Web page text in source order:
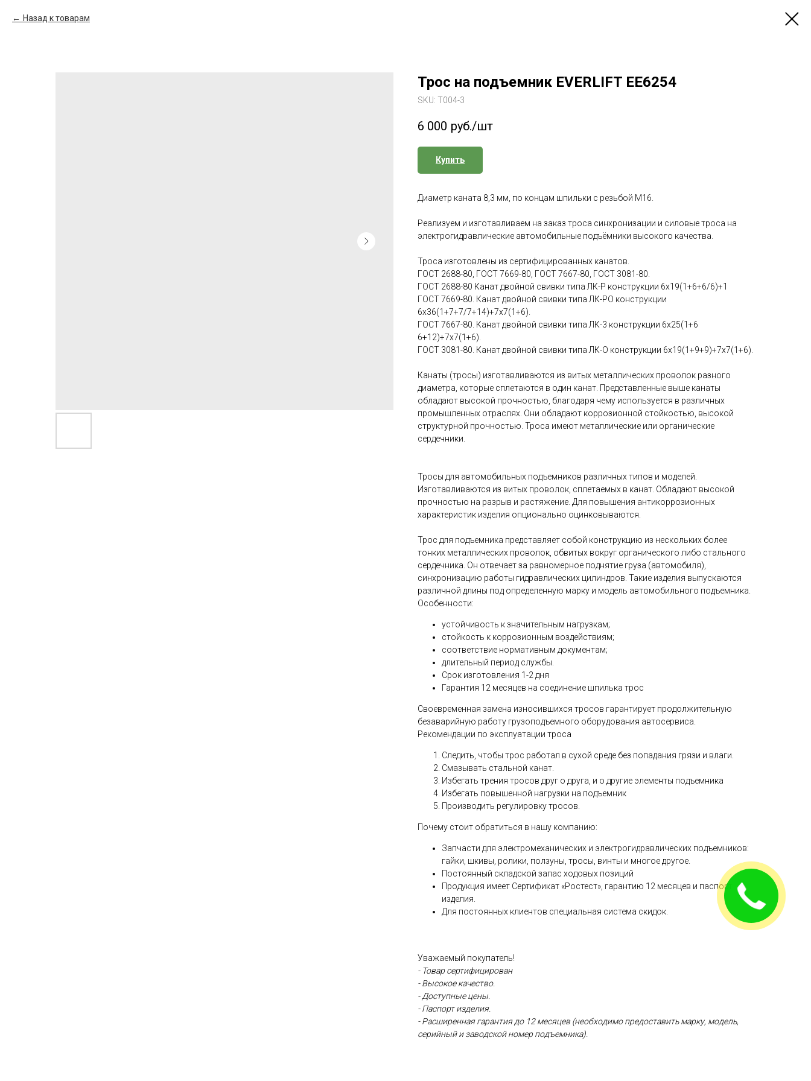
Назад к товарам
Трос на подъемник EVERLIFT EE6254
SKU: Т004-3
6 000 руб./шт
Купить
Диаметр каната 8,3 мм, по концам шпильки с резьбой М16.
Реализуем и изготавливаем на заказ троса синхронизации и силовые троса на
электрогидравлические автомобильные подъёмники высокого качества.
Троса изготовлены из сертифицированных канатов.
ГОСТ 2688-80, ГОСТ 7669-80, ГОСТ 7667-80, ГОСТ 3081-80.
ГОСТ 2688-80 Канат двойной свивки типа ЛК-Р конструкции 6х19(1+6+6/6)+1
ГОСТ 7669-80. Канат двойной свивки типа ЛК-РО конструкции
6х36(1+7+7/7+14)+7х7(1+6).
ГОСТ 7667-80. Канат двойной свивки типа ЛК-3 конструкции 6х25(1+6
6+12)+7х7(1+6).
ГОСТ 3081-80. Канат двойной свивки типа ЛК-О конструкции 6х19(1+9+9)+7х7(1+6).
Канаты (тросы) изготавливаются из витых металлических проволок разного
диаметра, которые сплетаются в один канат. Представленные выше канаты
обладают высокой прочностью, благодаря чему используется в различных
промышленных отраслях. Они обладают коррозионной стойкостью, высокой
структурной прочностью. Троса имеют металлические или органические
сердечники.
Тросы для автомобильных подъемников различных типов и моделей.
Изготавливаются из витых проволок, сплетаемых в канат. Обладают высокой
прочностью на разрыв и растяжение. Для повышения антикоррозионных
характеристик изделия опционально оцинковываются.
Трос для подъемника представляет собой конструкцию из нескольких более
тонких металлических проволок, обвитых вокруг органического либо стального
сердечника. Он отвечает за равномерное поднятие груза (автомобиля),
синхронизацию работы гидравлических цилиндров. Такие изделия выпускаются
различной длины под определенную марку и модель автомобильного подъемника.
Особенности:
устойчивость к значительным нагрузкам;
стойкость к коррозионным воздействиям;
соответствие нормативным документам;
длительный период службы.
Срок изготовления 1-2 дня
Гарантия 12 месяцев на соединение шпилька трос
Своевременная замена износившихся тросов гарантирует продолжительную
безаварийную работу грузоподъемного оборудования автосервиса.
Рекомендации по эксплуатации троса
Следить, чтобы трос работал в сухой среде без попадания грязи и влаги.
Смазывать стальной канат.
Избегать трения тросов друг о друга, и о другие элементы подъемника
Избегать повышенной нагрузки на подъемник
Производить регулировку тросов.
Почему стоит обратиться в нашу компанию:
Запчасти для электромеханических и электрогидравлических подъемников:
гайки, шкивы, ролики, ползуны, тросы, винты и многое другое.
Постоянный складской запас ходовых позиций
Продукция имеет Сертификат «Ростест», гарантию 12 месяцев и паспорт
изделия.
Для постоянных клиентов специальная система скидок.
Уважаемый покупатель!
- Товар сертифицирован
- Высокое качество.
- Доступные цены.
- Паспорт изделия.
- Расширенная гарантия до 12 месяцев (необходимо предоставить марку, модель,
серийный и заводской номер подъемника).
Закажите
звонок!